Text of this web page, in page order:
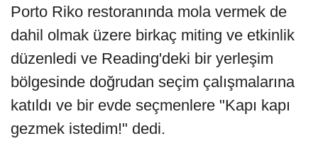
Porto Riko restoranında mola vermek de
dahil olmak üzere birkaç miting ve etkinlik
düzenledi ve Reading'deki bir yerleşim
bölgesinde doğrudan seçim çalışmalarına
katıldı ve bir evde seçmenlere "Kapı kapı
gezmek istedim!" dedi.